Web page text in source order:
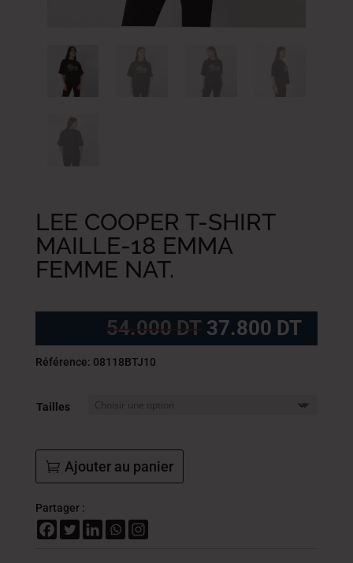
LEE COOPER T-SHIRT
MAILLE-18 EMMA
FEMME NAT.
54.000DT Le
prix
37.800 DTLe
prix
Référence: 08118BTJ10
Tailles
Ajouter au panier
Partager :